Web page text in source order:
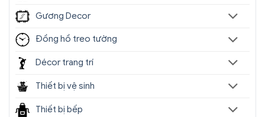
Gương Decor
Đồng hồ treo tường
Décor trang trí
Thiết bị vệ sinh
Thiết bị bếp